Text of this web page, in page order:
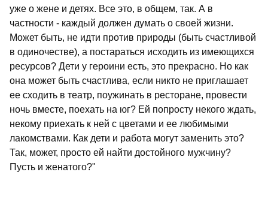
уже о жене и детях. Все это, в общем, так. А в
частности - каждый должен думать о своей жизни.
Может быть, не идти против природы (быть счастливой
в одиночестве), а постараться исходить из имеющихся
ресурсов? Дети у героини есть, это прекрасно. Но как
она может быть счастлива, если никто не приглашает
ее сходить в театр, поужинать в ресторане, провести
ночь вместе, поехать на юг? Ей попросту некого ждать,
некому приехать к ней с цветами и ее любимыми
лакомствами. Как дети и работа могут заменить это?
Так, может, просто ей найти достойного мужчину?
Пусть и женатого?"